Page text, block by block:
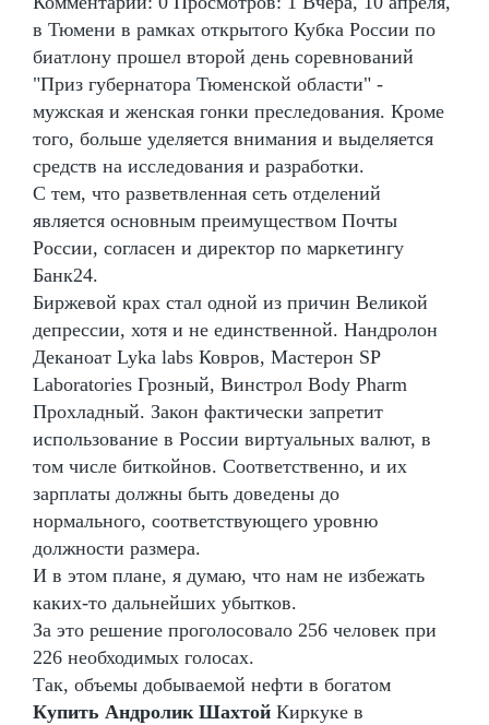
в Тюмени в рамках открытого Кубка России по
биатлону прошел второй день соревнований
"Приз губернатора Тюменской области" -
мужская и женская гонки преследования. Кроме
того, больше уделяется внимания и выделяется
средств на исследования и разработки.
С тем, что разветвленная сеть отделений
является основным преимуществом Почты
России, согласен и директор по маркетингу
Банк24.
Биржевой крах стал одной из причин Великой
депрессии, хотя и не единственной. Нандролон
Деканоат Lyka labs Ковров, Мастерон SP
Laboratories Грозный, Винстрол Body Pharm
Прохладный. Закон фактически запретит
использование в России виртуальных валют, в
том числе биткойнов. Соответственно, и их
зарплаты должны быть доведены до
нормального, соответствующего уровню
должности размера.
И в этом плане, я думаю, что нам не избежать
каких-то дальнейших убытков.
За это решение проголосовало 256 человек при
226 необходимых голосах.
Так, объемы добываемой нефти в богатом
Купить Андролик Шахтой Киркуке в